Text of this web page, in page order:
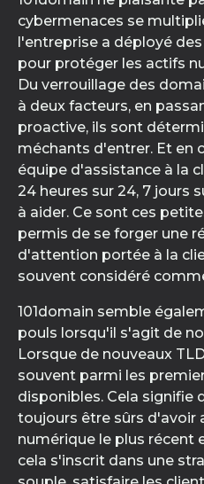
cybermenaces se
l'entreprise a déployé
pour protéger les actifs
Du verrouillage des
à deux facteurs, en
proactive, ils sont
méchants d'entrer. Et en
équipe d'assistance à la
24 heures sur 24, 7 jours
à aider. Ce sont ces
permis de se forger une
d'attention portée à la
souvent considéré
101domain semble
pouls lorsqu'il s'agit de
Lorsque de nouveaux
souvent parmi les
disponibles. Cela signifie
toujours être sûrs d'avoir
numérique le plus récent
cela s'inscrit dans une